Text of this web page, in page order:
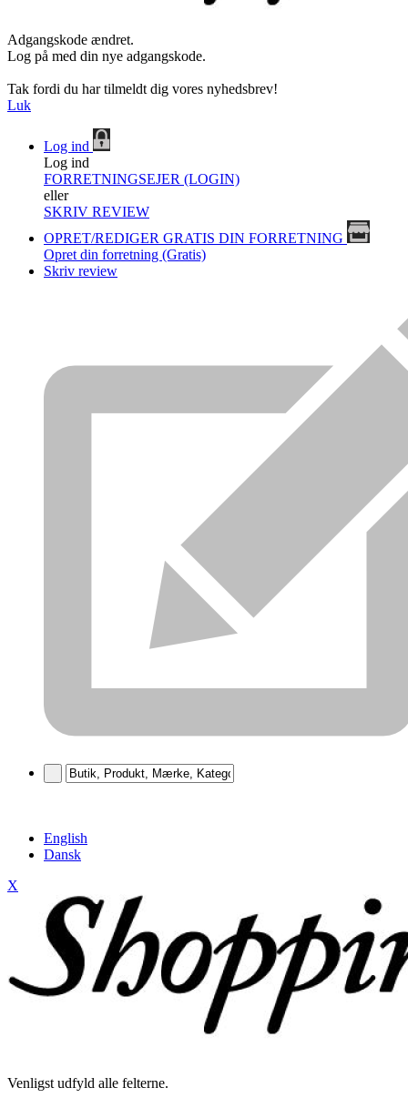
Adgangskode ændret.
Log på med din nye adgangskode.
Tak fordi du har tilmeldt dig vores nyhedsbrev!
Luk
Log ind
Log ind
FORRETNINGSEJER (LOGIN)
eller
SKRIV REVIEW
OPRET/REDIGER GRATIS DIN FORRETNING
Opret din forretning (Gratis)
Skriv review
English
Dansk
X
Venligst udfyld alle felterne.